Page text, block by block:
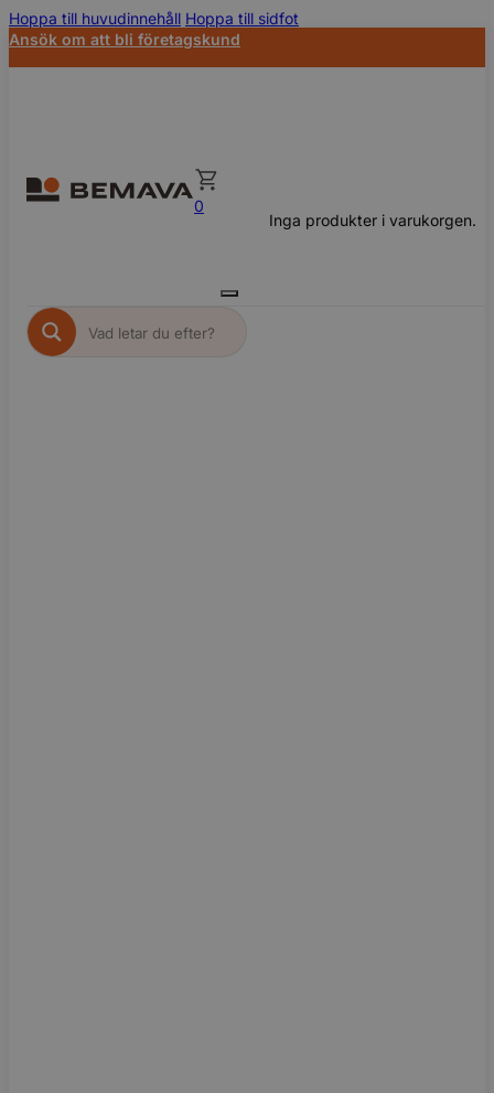
Hoppa till huvudinnehåll Hoppa till sidfot
Ansök om att bli företagskund
0
Inga produkter i varukorgen.